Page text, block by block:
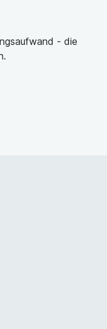
Tel. 09661 520-
Kranken­
oder
- die